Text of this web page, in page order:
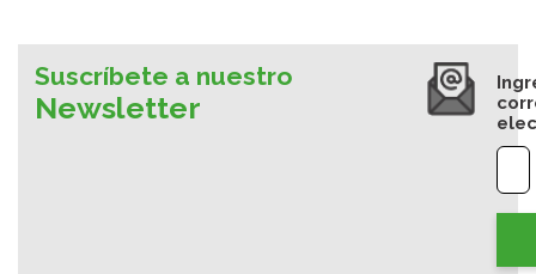
Suscríbete a nuestro
Newsletter